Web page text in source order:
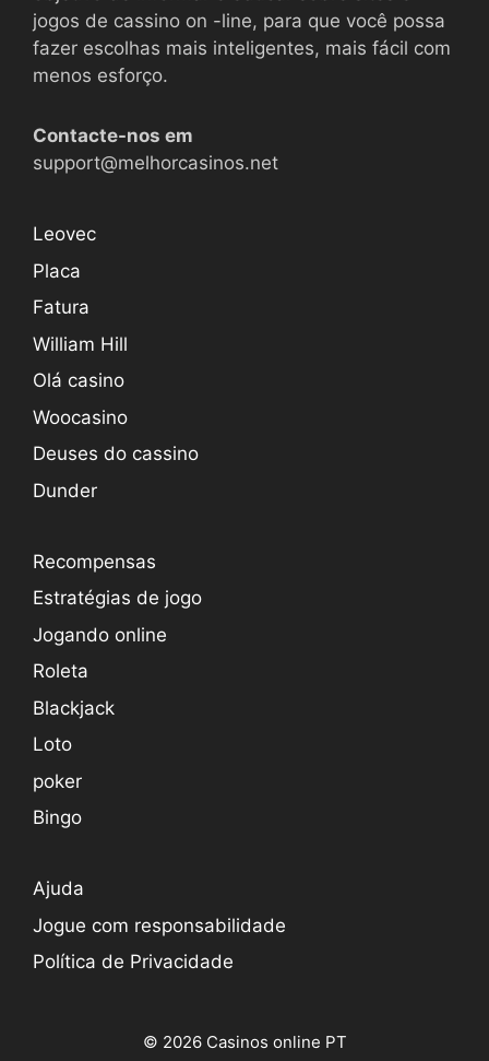
jogos de cassino on -line, para que você possa
fazer escolhas mais inteligentes, mais fácil com
menos esforço.
Contacte-nos em
support@melhorcasinos.net
Leovec
Placa
Fatura
William Hill
Olá casino
Woocasino
Deuses do cassino
Dunder
Recompensas
Estratégias de jogo
Jogando online
Roleta
Blackjack
Loto
poker
Bingo
Ajuda
Jogue com responsabilidade
Política de Privacidade
© 2026 Casinos online PT